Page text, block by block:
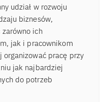
udział w rozwoju
biznesów,
ich
jak i pracownikom
organizować pracę przy
jak najbardziej
do potrzeb